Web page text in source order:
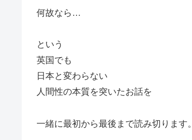
何故なら…
という
英国でも
日本と変わらない
人間性の本質を突いたお話を
一緒に最初から最後まで読み切ります。